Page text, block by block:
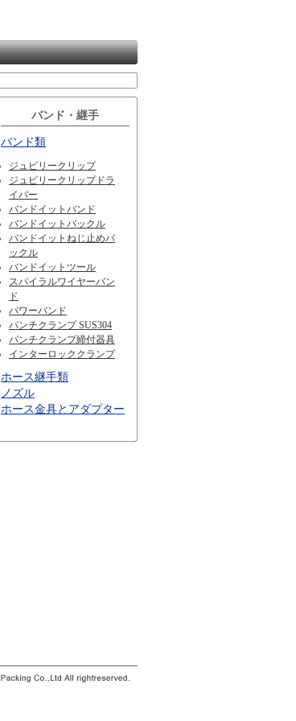
バンド・継手
バンド類
ジュビリークリップ
ジュビリークリップドラ
イバー
バンドイットバンド
バンドイットバックル
バンドイットねじ止めバ
ックル
バンドイットツール
スパイラルワイヤーバン
ド
パワーバンド
パンチクランプ SUS304
パンチクランプ締付器具
インターロッククランプ
ホース継手類
ノズル
ホース金具とアダプター